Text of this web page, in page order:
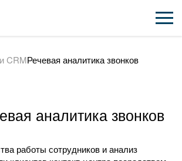
CRMРечевая аналитика звонков
аналитика звонков
работы сотрудников и анализ